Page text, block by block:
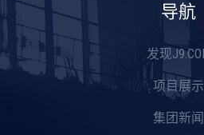
导航
发现
项目展示
集团新闻